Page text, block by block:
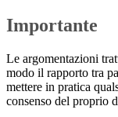
Importante
Le argomentazioni
modo il rapporto tra
mettere in pratica
consenso del proprio